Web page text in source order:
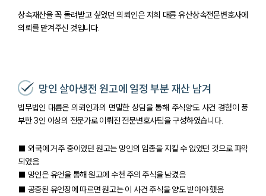
상속재산을 꼭 돌려받고 싶었던 의뢰인은 저희 대륜 유산상속전문변호사에
의뢰를 맡겨주신 것입니다.
망인 살아생전 원고에 일정 부분 재산 남겨
법무법인 대륜은 의뢰인과의 면밀한 상담을 통해 주식양도 사건 경험이 풍
부한 3인 이상의 전문가로 이뤄진 전문변호사팀을 구성하였습니다.
■ 외국에 거주 중이었던 원고는 망인의 임종을 지킬 수 없었던 것으로 파악
되었음
■ 망인은 유언을 통해 원고에 수천 주의 주식을 남겼음
■ 공증된 유언장에 따르면 원고는 이 사건 주식을 양도 받아야 했음